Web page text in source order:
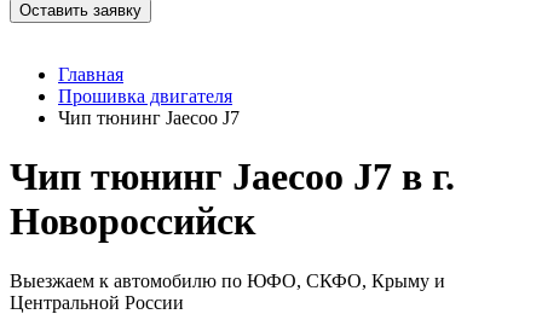
Оставить заявку
Главная
Прошивка двигателя
Чип тюнинг Jaecoo J7
Чип тюнинг Jaecoo J7 в г.
Новороссийск
Выезжаем к автомобилю по ЮФО, СКФО, Крыму и
Центральной России